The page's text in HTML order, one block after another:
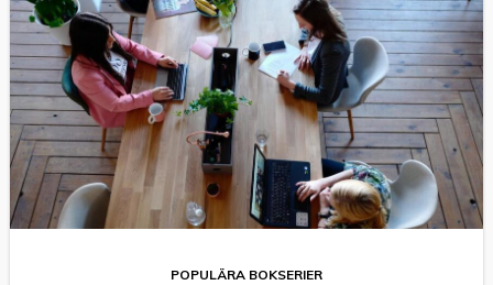
POPULÄRA BOKSERIER